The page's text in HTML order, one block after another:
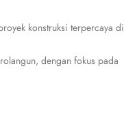
konstruksi terpercaya di
dengan fokus pada